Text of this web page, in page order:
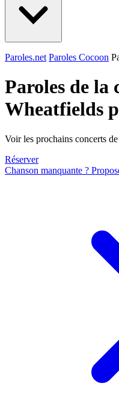
Paroles.net Paroles Cocoon
Paroles de la
Wheatfields
Voir les prochains concerts
Réserver
Chanson manquante ?